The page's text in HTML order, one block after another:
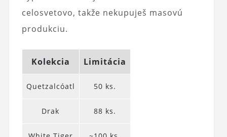
celosvetovo, takže nekupuješ masovú
produkciu.
Kolekcia Limitácia
Quetzalcóatl 50 ks.
Drak 88 ks.